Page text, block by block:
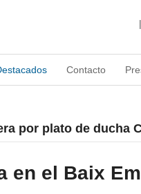
Contacto
por plato de ducha
en el Baix